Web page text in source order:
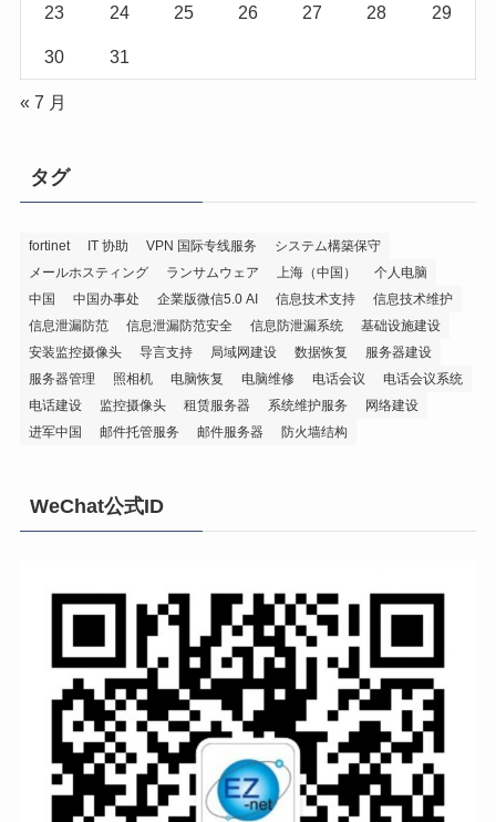
23 24 25 26 27 28 29
30 31
« 7 月
タグ
fortinet IT 协助 VPN 国际专线服务
システム構築保守
メールホスティング
ランサムウェア 上海（中国）
个人电脑
中国
中国办事处 企業版微信5.0 AI 信息技术支持
信息技术维护
信息泄漏防范
信息泄漏防范安全 信息防泄漏系统
基础设施建设
安装监控摄像头
导言支持 局域网建设 数据恢复
服务器建设
服务器管理
照相机 电脑恢复 电脑维修 电话会议
电话会议系统
电话建设
监控摄像头 租赁服务器 系统维护服务
网络建设
进军中国
邮件托管服务 邮件服务器 防火墙结构
WeChat公式ID